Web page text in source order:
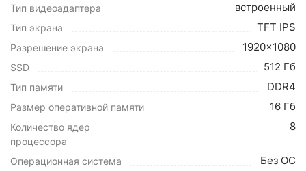
Тип видеоадаптера встроенный
Тип экрана TFT IPS
Разрешение экрана 1920x1080
SSD 512 Гб
Тип памяти DDR4
Размер оперативной памяти 16 Гб
Количество ядер
процессора
8
Операционная система Без ОС